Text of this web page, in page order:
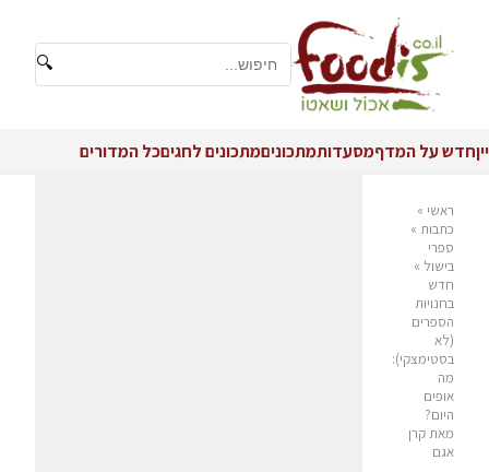
🔍
ייןחדש על המדףמסעדותמתכוניםמתכונים לחגיםכל המדורים
ראשי »
כתבות »
ספרי
בישול »
חדש
בחנויות
הספרים
(לא
בסטימצקי):
מה
אופים
היום?
מאת קרן
אגם